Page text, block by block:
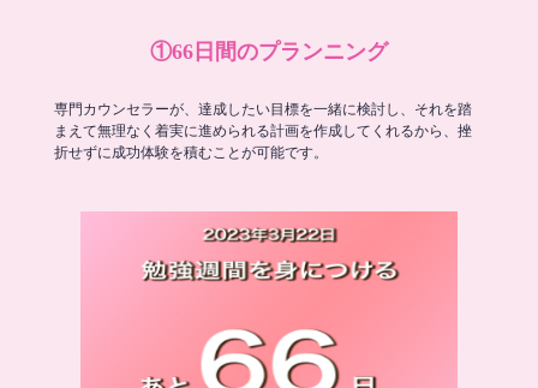
①66日間のプランニング
専門カウンセラーが、達成したい目標を一緒に検討し、それを踏
まえて無理なく着実に進められる計画を作成してくれるから、挫
折せずに成功体験を積むことが可能です。